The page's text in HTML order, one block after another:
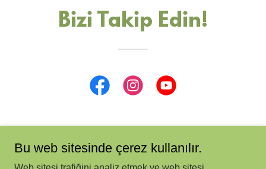
Bizi Takip Edin!
Ankara Doğa Sporları ve Offroad Spor Kulübü
Bu web sitesinde çerez kullanılır.